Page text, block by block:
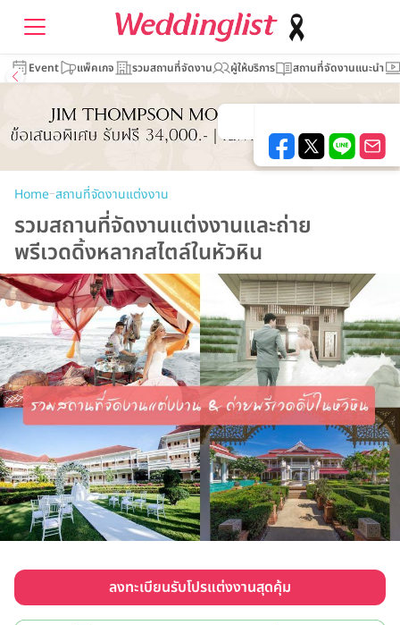
Event แพ็คเกจ รวมสถานที่จัดงาน ผู้ให้บริการ สถานที่จัดงานแนะนำ
Home–สถานที่จัดงานแต่งงาน
รวมสถานที่จัดงานแต่งงานและถ่าย
พรีเวดดิ้งหลากสไตล์ในหัวหิน
ลงทะเบียนรับโปรแต่งงานสุดคุ้ม